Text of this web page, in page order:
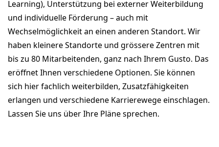
Learning), Unterstützung bei externer Weiterbildung
und individuelle Förderung – auch mit
Wechselmöglichkeit an einen anderen Standort. Wir
haben kleinere Standorte und grössere Zentren mit
bis zu 80 Mitarbeitenden, ganz nach Ihrem Gusto. Das
eröffnet Ihnen verschiedene Optionen. Sie können
sich hier fachlich weiterbilden, Zusatzfähigkeiten
erlangen und verschiedene Karrierewege einschlagen.
Lassen Sie uns über Ihre Pläne sprechen.